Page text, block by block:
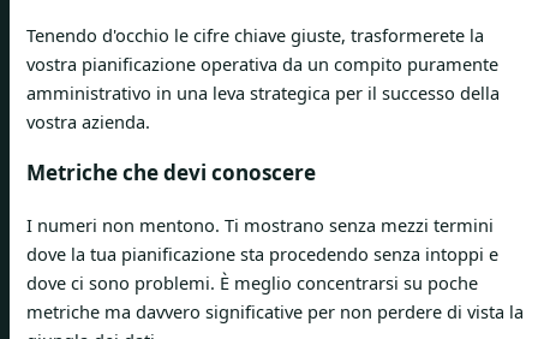
Tenendo d'occhio le cifre chiave giuste, trasformerete la
vostra pianificazione operativa da un compito puramente
amministrativo in una leva strategica per il successo della
vostra azienda.
Metriche che devi conoscere
I numeri non mentono. Ti mostrano senza mezzi termini
dove la tua pianificazione sta procedendo senza intoppi e
dove ci sono problemi. È meglio concentrarsi su poche
metriche ma davvero significative per non perdere di vista la